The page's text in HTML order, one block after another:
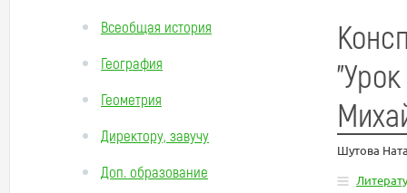
Всеобщая история
География
Геометрия
Директору, завучу
Доп. образование
Шутова